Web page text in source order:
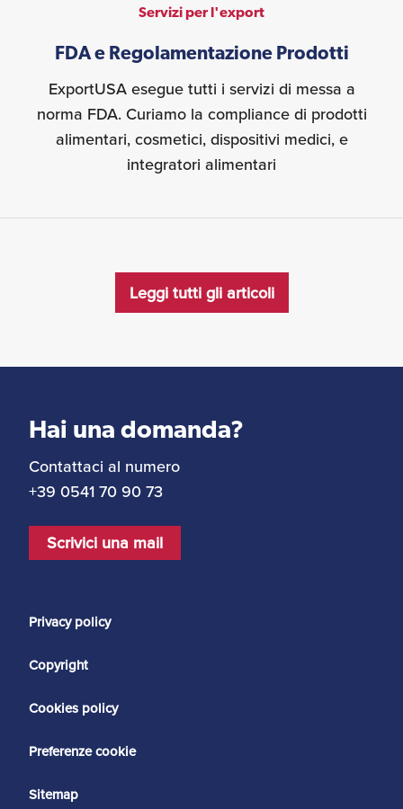
Servizi per l'export
FDA e Regolamentazione Prodotti
ExportUSA esegue tutti i servizi di messa a
norma FDA. Curiamo la compliance di prodotti
alimentari, cosmetici, dispositivi medici, e
integratori alimentari
Leggi tutti gli articoli
Hai una domanda?
Contattaci al numero
+39 0541 70 90 73
Scrivici una mail
Privacy policy
Copyright
Cookies policy
Preferenze cookie
Sitemap